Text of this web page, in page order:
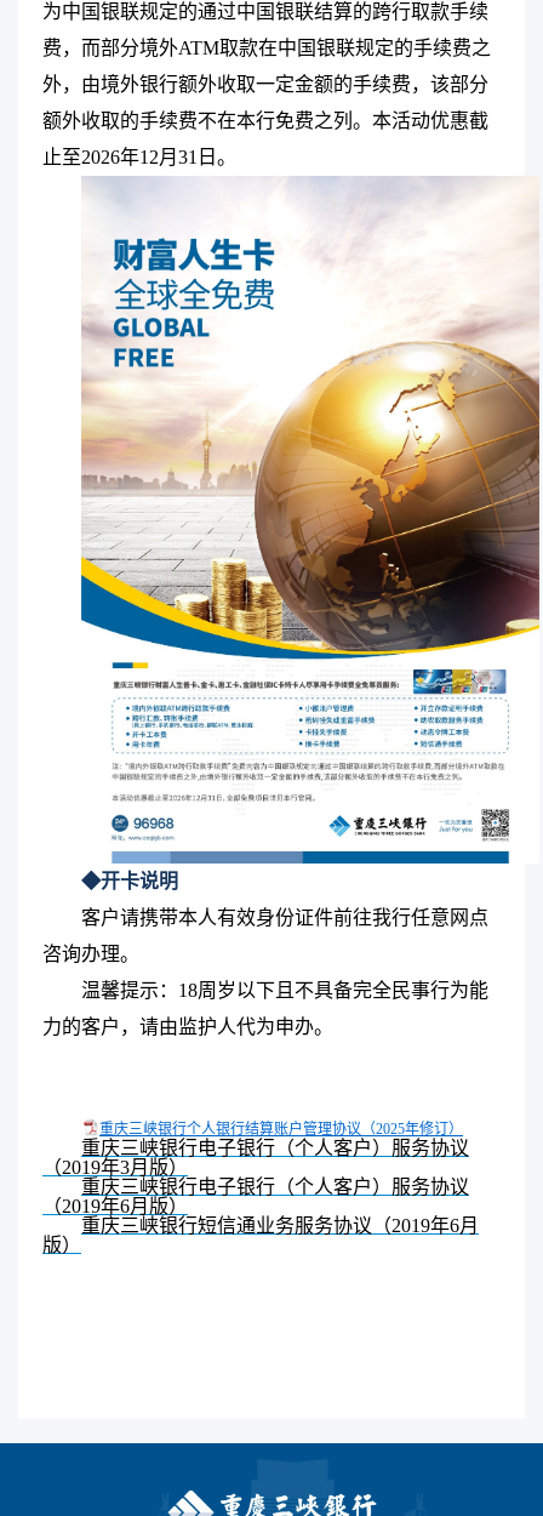
为中国银联规定的通过中国银联结算的跨行取款手续
费，而部分境外ATM取款在中国银联规定的手续费之
外，由境外银行额外收取一定金额的手续费，该部分
额外收取的手续费不在本行免费之列。本活动优惠截
止至2026年12月31日。
◆开卡说明
客户请携带本人有效身份证件前往我行任意网点
咨询办理。
温馨提示：18周岁以下且不具备完全民事行为能
力的客户，请由监护人代为申办。
重庆三峡银行个人银行结算账户管理协议（2025年修订）
重庆三峡银行电子银行（个人客户）服务协议
（2019年3月版）
重庆三峡银行电子银行（个人客户）服务协议
（2019年6月版）
重庆三峡银行短信通业务服务协议（2019年6月
版）